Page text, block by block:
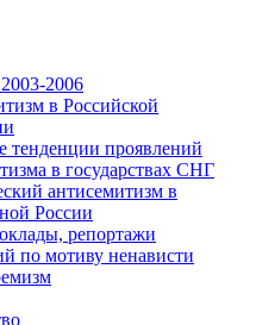
2006
в Российской
тенденции проявлений
в государствах СНГ
антисемитизм в
России
репортажи
по мотиву ненависти